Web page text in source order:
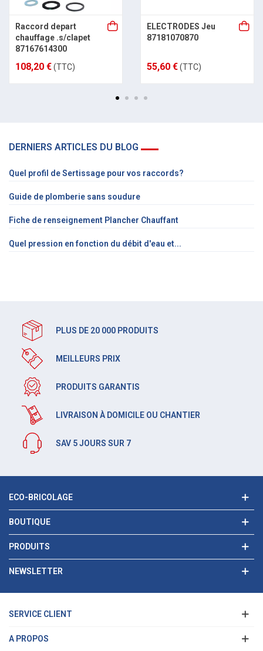
Raccord depart
chauffage .s/clapet
87167614300
108,20 €(TTC)
ELECTRODES Jeu
87181070870
55,60 €(TTC)
DERNIERS ARTICLES DU BLOG
Quel profil de Sertissage pour vos raccords?
Guide de plomberie sans soudure
Fiche de renseignement Plancher Chauffant
Quel pression en fonction du débit d'eau et...
PLUS DE 20 000 PRODUITS
MEILLEURS PRIX
PRODUITS GARANTIS
LIVRAISON À DOMICILE OU CHANTIER
SAV 5 JOURS SUR 7
ECO-BRICOLAGE
BOUTIQUE
PRODUITS
NEWSLETTER
SERVICE CLIENT
A PROPOS